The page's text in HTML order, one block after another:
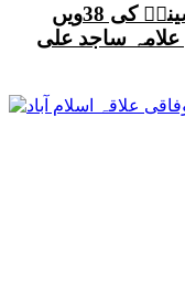
شہید قائد علامہ عارف حسین الحسینیؒ کی 38ویں
علامہ ساجد علی